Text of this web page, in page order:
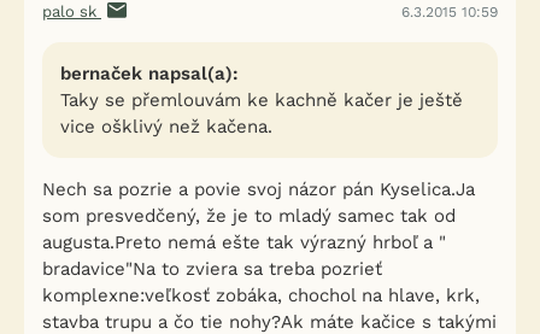
palo sk 6.3.2015 10:59
bernaček napsal(a):
Taky se přemlouvám ke kachně kačer je ještě
vice ošklivý než kačena.
Nech sa pozrie a povie svoj názor pán Kyselica.Ja
som presvedčený, že je to mladý samec tak od
augusta.Preto nemá ešte tak výrazný hrboľ a "
bradavice"Na to zviera sa treba pozrieť
komplexne:veľkosť zobáka, chochol na hlave, krk,
stavba trupu a čo tie nohy?Ak máte kačice s takými